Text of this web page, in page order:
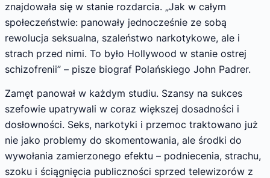
znajdowała się w stanie rozdarcia. „Jak w całym
społeczeństwie: panowały jednocześnie ze sobą
rewolucja seksualna, szaleństwo narkotykowe, ale i
strach przed nimi. To było Hollywood w stanie ostrej
schizofrenii” – pisze biograf Polańskiego John Padrer.
Zamęt panował w każdym studiu. Szansy na sukces
szefowie upatrywali w coraz większej dosadności i
dosłowności. Seks, narkotyki i przemoc traktowano już
nie jako problemy do skomentowania, ale środki do
wywołania zamierzonego efektu – podniecenia, strachu,
szoku i ściągnięcia publiczności sprzed telewizorów z